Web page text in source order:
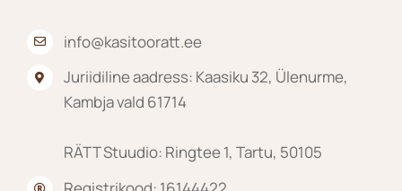
info@kasitooratt.ee
Juriidiline aadress: Kaasiku 32, Ülenurme,
Kambja vald 61714
RÄTT Stuudio: Ringtee 1, Tartu, 50105